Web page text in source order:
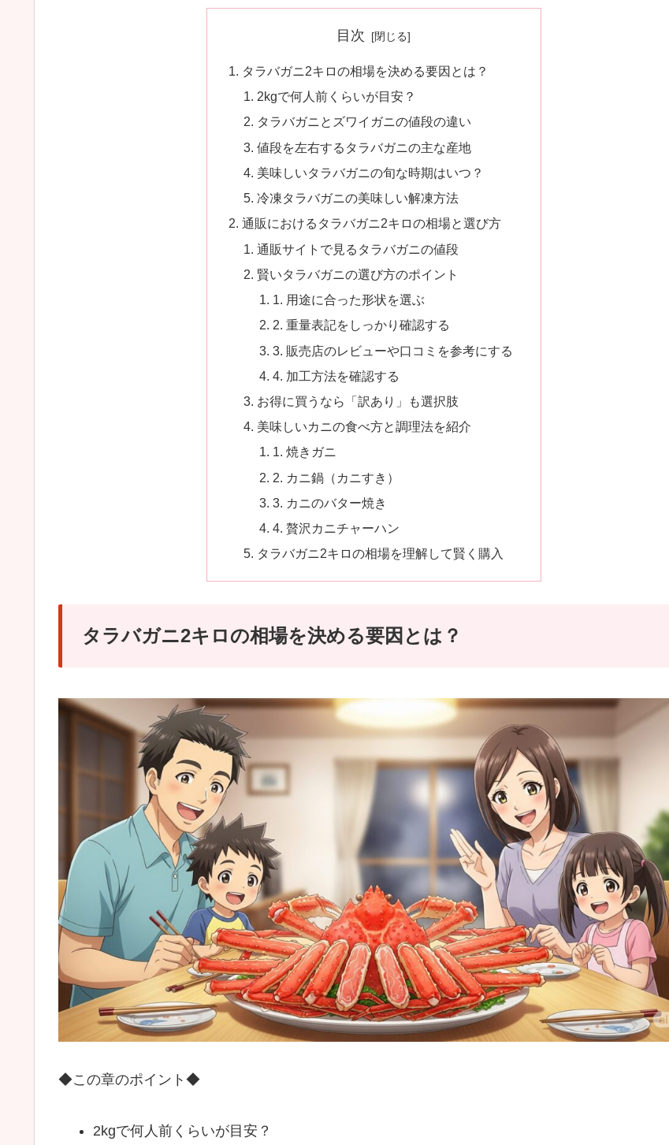
目次
タラバガニ2キロの相場を決める要因とは？
2kgで何人前くらいが目安？
タラバガニとズワイガニの値段の違い
値段を左右するタラバガニの主な産地
美味しいタラバガニの旬な時期はいつ？
冷凍タラバガニの美味しい解凍方法
通販におけるタラバガニ2キロの相場と選び方
通販サイトで見るタラバガニの値段
賢いタラバガニの選び方のポイント
1. 用途に合った形状を選ぶ
2. 重量表記をしっかり確認する
3. 販売店のレビューや口コミを参考にする
4. 加工方法を確認する
お得に買うなら「訳あり」も選択肢
美味しいカニの食べ方と調理法を紹介
1. 焼きガニ
2. カニ鍋（カニすき）
3. カニのバター焼き
4. 贅沢カニチャーハン
タラバガニ2キロの相場を理解して賢く購入
タラバガニ2キロの相場を決める要因とは？
◆この章のポイント◆
2kgで何人前くらいが目安？